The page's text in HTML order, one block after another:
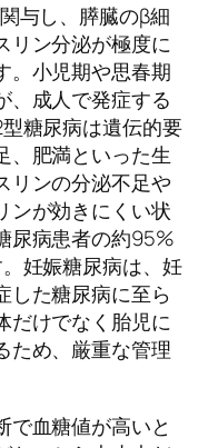
与し、膵臓のβ細
リン分泌が極度に
。小児期や思春期
、成人で発症する
糖尿病は遺伝的要
、肥満といった生
リンの分泌不足や
ンが効きにくい状
尿病患者の約95%
妊娠糖尿病は、妊
した糖尿病に至ら
だけでなく胎児に
ため、厳重な管理
で血糖値が高いと